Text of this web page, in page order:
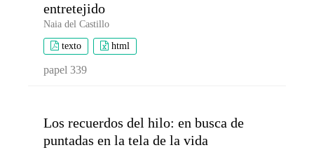
entretejido
Naia del Castillo
texto html
papel 339
Los recuerdos del hilo: en busca de
puntadas en la tela de la vida